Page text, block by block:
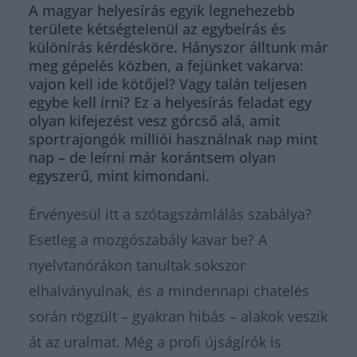
A magyar helyesírás egyik legnehezebb
területe kétségtelenül az egybeírás és
különírás kérdésköre. Hányszor álltunk már
meg gépelés közben, a fejünket vakarva:
vajon kell ide kötőjel? Vagy talán teljesen
egybe kell írni? Ez a helyesírás feladat egy
olyan kifejezést vesz górcső alá, amit
sportrajongók milliói használnak nap mint
nap – de leírni már korántsem olyan
egyszerű, mint kimondani.
Érvényesül itt a szótagszámlálás szabálya?
Esetleg a mozgószabály kavar be? A
nyelvtanórákon tanultak sokszor
elhalványulnak, és a mindennapi chatelés
során rögzült – gyakran hibás – alakok veszik
át az uralmat. Még a profi újságírók is